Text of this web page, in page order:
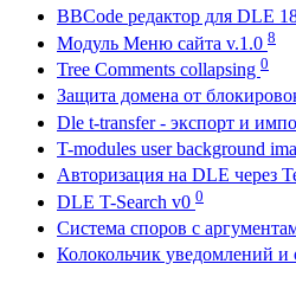
BBCode редактор для DLE
Модуль Меню сайта v.1.0 8
Tree Comments collapsing 0
Защита домена от
Dle t-transfer - экспорт и
T-modules user background
Авторизация на DLE через
DLE T-Search v0 0
Система споров с
Колокольчик уведомлений